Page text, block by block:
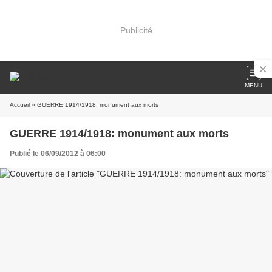
Publicité
MENU
Accueil » GUERRE 1914/1918: monument aux morts
GUERRE 1914/1918: monument aux morts
Publié le 06/09/2012 à 06:00